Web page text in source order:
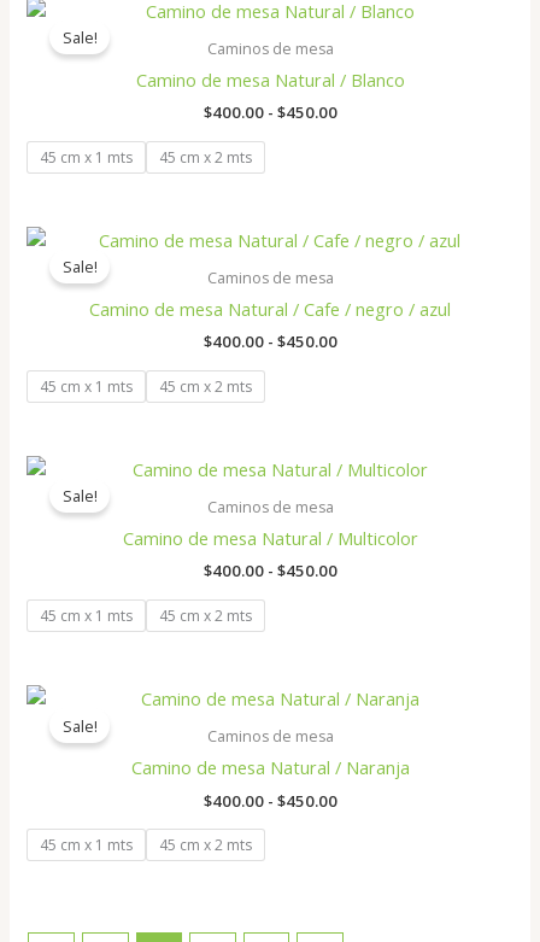
Sale!
Caminos de mesa
Camino de mesa Natural / Blanco
$400.00 - $450.00
Rango
$400.00
hasta
45 cm x 1 mts 45 cm x 2 mts
Sale!
Caminos de mesa
Camino de mesa Natural / Cafe / negro / azul
$400.00 - $450.00
Rango
$400.00
hasta
45 cm x 1 mts 45 cm x 2 mts
Sale!
Caminos de mesa
Camino de mesa Natural / Multicolor
$400.00 - $450.00
Rango
$400.00
hasta
45 cm x 1 mts 45 cm x 2 mts
Sale!
Caminos de mesa
Camino de mesa Natural / Naranja
$400.00 - $450.00
Rango
$400.00
hasta
45 cm x 1 mts 45 cm x 2 mts